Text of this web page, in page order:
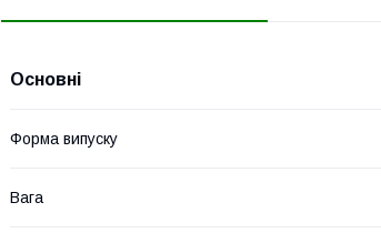
Основні
Форма випуску
Вага